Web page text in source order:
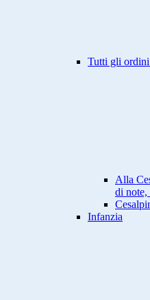
Tutti gli
Alla
di note,
Infanzia